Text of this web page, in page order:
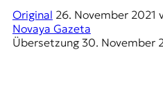
i
s
Original 26. November 2021
Novaya Gazeta
Übersetzung 30. November